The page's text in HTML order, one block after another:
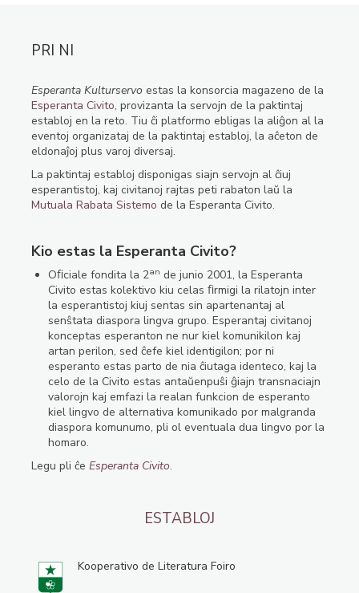
PRI NI
Esperanta Kulturservo estas la konsorcia magazeno de la
Esperanta Civito, provizanta la servojn de la paktintaj
establoj en la reto. Tiu ĉi platformo ebligas la aliĝon al la
eventoj organizataj de la paktintaj establoj, la aĉeton de
eldonaĵoj plus varoj diversaj.
La paktintaj establoj disponigas siajn servojn al ĉiuj
esperantistoj, kaj civitanoj rajtas peti rabaton laŭ la
Mutuala Rabata Sistemo de la Esperanta Civito.
Kio estas la Esperanta Civito?
Oﬁciale fondita la 2an de junio 2001, la Esperanta
Civito estas kolektivo kiu celas ﬁrmigi la rilatojn inter
la esperantistoj kiuj sentas sin apartenantaj al
senŝtata diaspora lingva grupo. Esperantaj civitanoj
konceptas esperanton ne nur kiel komunikilon kaj
artan perilon, sed ĉefe kiel identigilon; por ni
esperanto estas parto de nia ĉiutaga identeco, kaj la
celo de la Civito estas antaŭenpuŝi ĝiajn transnaciajn
valorojn kaj emfazi la realan funkcion de esperanto
kiel lingvo de alternativa komunikado por malgranda
diaspora komunumo, pli ol eventuala dua lingvo por la
homaro.
Legu pli ĉe Esperanta Civito.
ESTABLOJ
Kooperativo de Literatura Foiro